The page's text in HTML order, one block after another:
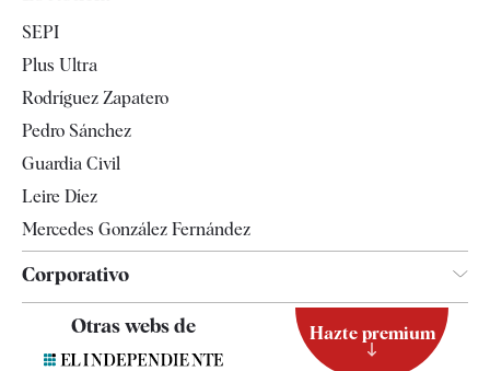
Televisión
SEPI
Plus Ultra
Rodríguez Zapatero
Pedro Sánchez
Guardia Civil
Leire Díez
Mercedes González Fernández
Corporativo
Otras webs de Hazte premium